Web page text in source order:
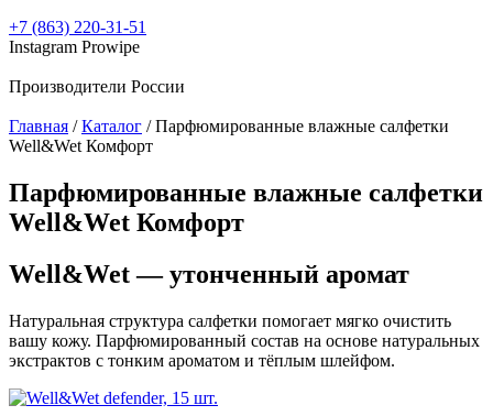
+7 (863) 220-31-51
Instagram Prowipe
Производители России
Главная /Каталог /Парфюмированные влажные салфетки
Well&Wet Комфорт
Парфюмированные влажные салфетки
Well&Wet Комфорт
Well&Wet — утонченный аромат
Натуральная структура салфетки помогает мягко очистить
вашу кожу. Парфюмированный состав на основе натуральных
экстрактов с тонким ароматом и тёплым шлейфом.